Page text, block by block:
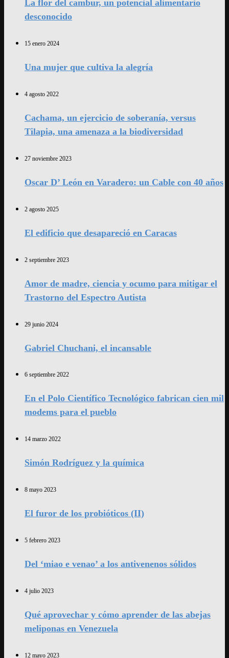
La flor del cambur, un potencial alimentario
desconocido
15 enero 2024
Una mujer que cultiva la alegría
4 agosto 2022
Cachama, un ejercicio de soberanía, versus
Tilapia, una amenaza a la biodiversidad
27 noviembre 2023
Oscar D’ León en Varadero: un Cable con 40 años
2 agosto 2025
El edificio que desapareció en Caracas
2 septiembre 2023
Amor de madre, ciencia y ocumo para mitigar el
Trastorno del Espectro Autista
29 junio 2024
Gabriel Chuchani, el incansable
6 septiembre 2022
En el Polo Científico Tecnológico fabrican cien mil
modems para el pueblo
14 marzo 2022
Simón Rodríguez y la química
8 mayo 2023
El furor de los probióticos (II)
5 febrero 2023
Del ‘miao e venao’ a los antivenenos sólidos
4 julio 2023
Qué aprovechar y cómo aprender de las abejas
meliponas en Venezuela
12 mayo 2023